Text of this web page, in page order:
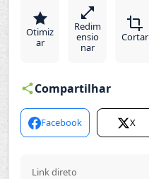
Otimiz
ar
Redim
ensio
nar
Cortar
Compartilhar
Facebook X
Link direto